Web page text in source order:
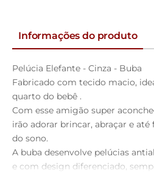
Informações do produto
Pelúcia Elefante - Cinza - Buba
Fabricado com tecido macio,
quarto do bebê .
Com esse amigão super
irão adorar brincar, abraçar e
do sono.
A buba desenvolve pelúcias
e com design diferenciado,